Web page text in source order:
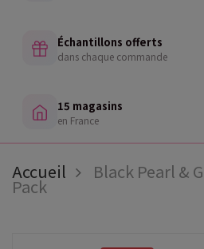
Échantillons offerts
dans chaque commande
15 magasins
en France
Accueil Black Pearl &
Pack